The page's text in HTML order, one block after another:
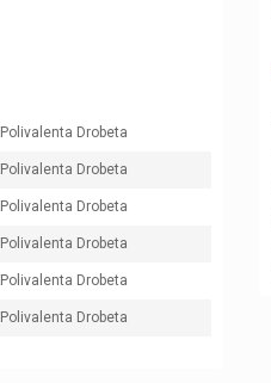
Polivalenta Drobeta
Polivalenta Drobeta
Polivalenta Drobeta
Polivalenta Drobeta
Polivalenta Drobeta
Polivalenta Drobeta